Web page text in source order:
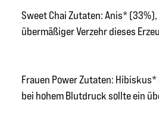
Sweet Chai Zutaten: Anis*
übermäßiger Verzehr dieses
Frauen Power Zutaten:
bei hohem Blutdruck sollte ein